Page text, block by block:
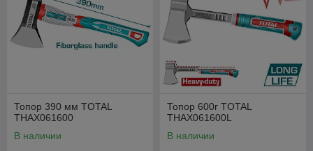
Топор 390 мм TOTAL
THAX061600
В наличии
Топор 600г TOTAL
THAX061600L
В наличии